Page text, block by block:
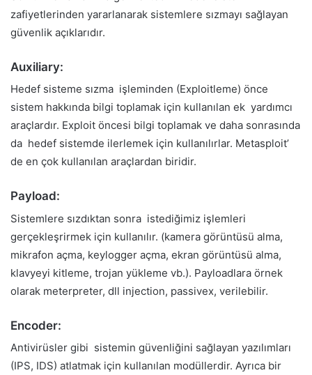
zafiyetlerinden yararlanarak sistemlere sızmayı sağlayan
güvenlik açıklarıdır.
Auxiliary:
Hedef sisteme sızma işleminden (Exploitleme) önce
sistem hakkında bilgi toplamak için kullanılan ek yardımcı
araçlardır. Exploit öncesi bilgi toplamak ve daha sonrasında
da hedef sistemde ilerlemek için kullanılırlar. Metasploit’
de en çok kullanılan araçlardan biridir.
Payload:
Sistemlere sızdıktan sonra istediğimiz işlemleri
gerçekleşrirmek için kullanılır. (kamera görüntüsü alma,
mikrafon açma, keylogger açma, ekran görüntüsü alma,
klavyeyi kitleme, trojan yükleme vb.). Payloadlara örnek
olarak meterpreter, dll injection, passivex, verilebilir.
Encoder:
Antivirüsler gibi sistemin güvenliğini sağlayan yazılımları
(IPS, IDS) atlatmak için kullanılan modüllerdir. Ayrıca bir